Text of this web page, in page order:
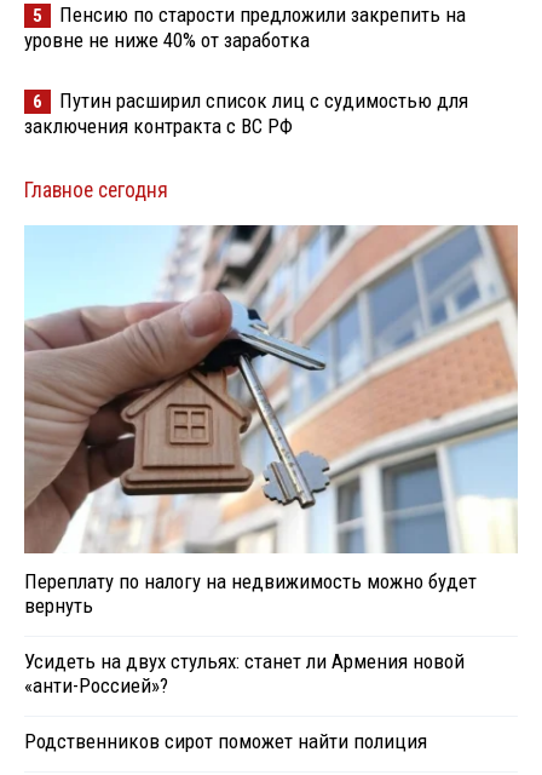
5
Пенсию по старости предложили закрепить на
уровне не ниже 40% от заработка
6
Путин расширил список лиц с судимостью для
заключения контракта с ВС РФ
Главное сегодня
Переплату по налогу на недвижимость можно будет
вернуть
Усидеть на двух стульях: станет ли Армения новой
«анти-Россией»?
Родственников сирот поможет найти полиция